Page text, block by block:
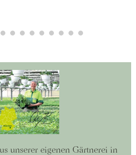
unserer eigenen Gärtnerei in